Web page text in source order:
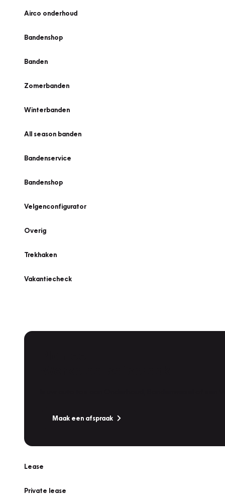
Airco onderhoud
Bandenshop
Banden
Zomerbanden
Winterbanden
All season banden
Bandenservice
Bandenshop
Velgenconfigurator
Overig
Trekhaken
Vakantiecheck
Maak een afspraak
Lease
Private lease